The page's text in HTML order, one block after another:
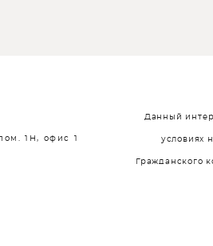
1Н, офис 1
Данный
условиях
Гражданского